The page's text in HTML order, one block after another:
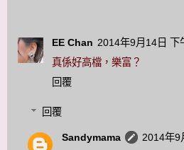
EE Chan 2014年9月14日 下
真係好高檔，樂富？
回覆
回覆
Sandymama
2014年9